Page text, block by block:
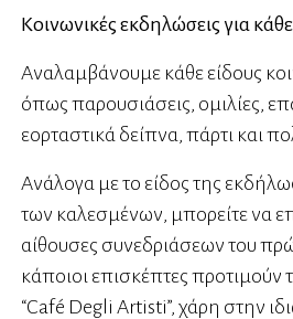
Κοινωνικές εκδηλώσεις για
Αναλαμβάνουμε κάθε είδους
όπως παρουσιάσεις, ομιλίες,
εορταστικά δείπνα, πάρτι και
Ανάλογα με το είδος της
των καλεσμένων, μπορείτε να
αίθουσες συνεδριάσεων του
κάποιοι επισκέπτες προτιμούν
“Café Degli Artisti”, χάρη στην